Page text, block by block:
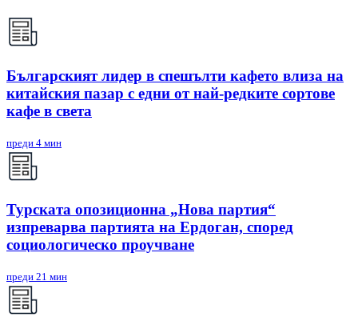
Българският лидер в спешълти кафето влиза на
китайския пазар с едни от най-редките сортове
кафе в света
преди 4 мин
Турската опозиционна „Нова партия“
изпреварва партията на Ердоган, според
социологическо проучване
преди 21 мин